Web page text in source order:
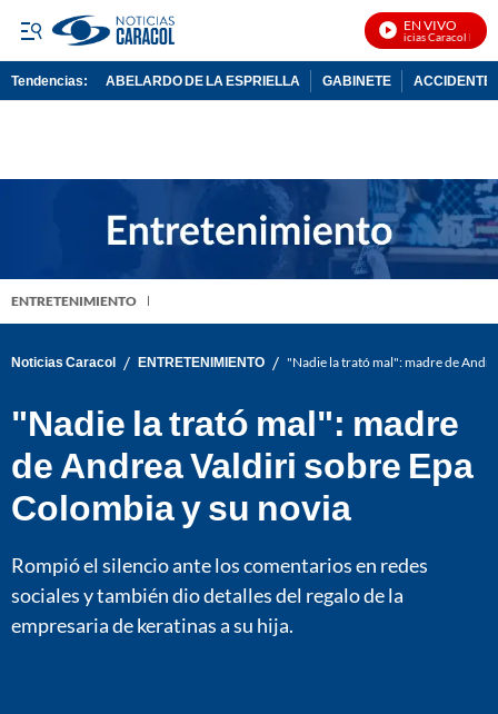
EN VIVO
Noticias Caracol En
Tendencias: ABELARDO DE LA ESPRIELLA GABINETE ACCIDENTE
ENTRETENIMIENTO
Noticias Caracol / ENTRETENIMIENTO / "Nadie la trató mal": madre de
"Nadie la trató mal": madre
de Andrea Valdiri sobre Epa
Colombia y su novia
Rompió el silencio ante los comentarios en redes
sociales y también dio detalles del regalo de la
empresaria de keratinas a su hija.